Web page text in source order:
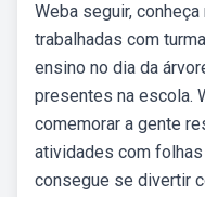
Weba seguir,
trabalhadas com
ensino no dia da
presentes na escola.
comemorar a gente
atividades com
consegue se divertir